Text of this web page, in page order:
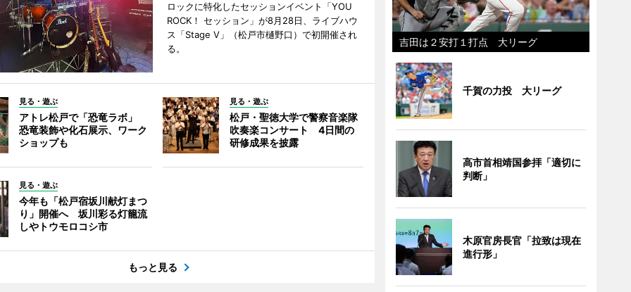
ロックに特化したセッションイベント「YOU
ROCK！ セッション」が8月28日、ライブハウ
ス「Stage V」（松戸市樋野口）で初開催され
る。
見る・遊ぶ
アトレ松戸で「恐竜ラボ」
恐竜装飾や化石展示、ワーク
ショップも
見る・遊ぶ
松戸・聖徳大学で警察音楽隊
吹奏楽コンサート 4日間の
研修成果を披露
見る・遊ぶ
今年も「松戸宿坂川献灯まつ
り」開催へ 坂川彩る灯籠流
しやトウモロコシ市
もっと見る
吉田は２安打１打点 大リーグ
千賀の力投 大リーグ
高市首相靖国参拝「適切に
判断」
木原官房長官「拉致は現在
進行形」